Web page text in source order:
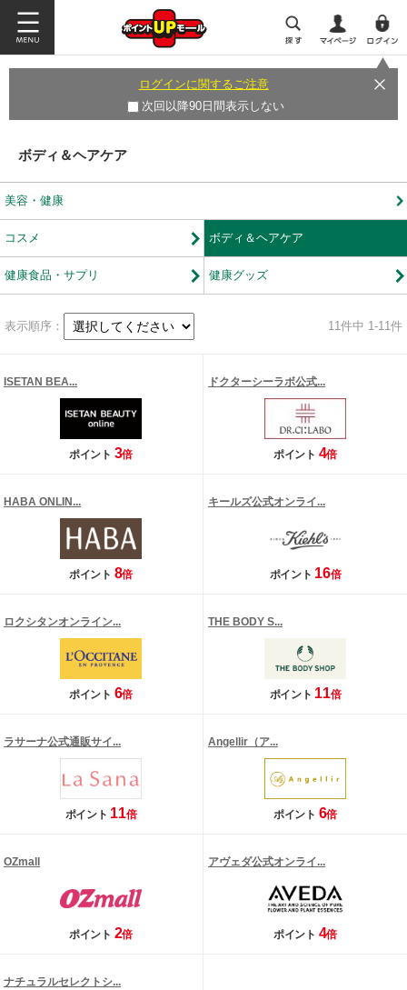
ログインに関するご注意
次回以降90日間表示しない
ボディ＆ヘアケア
美容・健康
コスメ ボディ＆ヘアケア
健康食品・サプリ 健康グッズ
表示順序： 11件中 1-11件
ISETAN BEA...
ポイント 3倍
ドクターシーラボ公式...
ポイント 4倍
HABA ONLIN...
ポイント 8倍
キールズ公式オンライ...
ポイント 16倍
ロクシタンオンライン...
ポイント 6倍
THE BODY S...
ポイント 11倍
ラサーナ公式通販サイ...
ポイント 11倍
Angellir（ア...
ポイント 6倍
OZmall
ポイント 2倍
アヴェダ公式オンライ...
ポイント 4倍
ナチュラルセレクトシ...